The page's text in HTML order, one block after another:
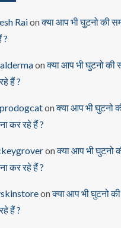
Raionक्या आप भी घुटनो की
?
onक्या आप भी घुटनो की
हैं ?
onक्या आप भी घुटनो
कर रहे हैं ?
onक्या आप भी घुटनो
कर रहे हैं ?
onक्या आप भी घुटनो
हैं ?